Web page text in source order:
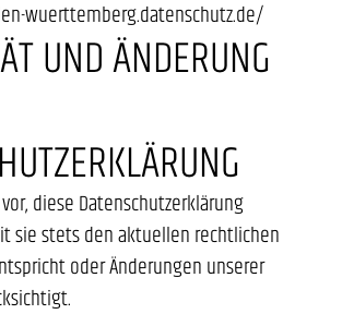
wuerttemberg.datenschutz.de/
UND ÄNDERUNG
diese Datenschutzerklärung
sie stets den aktuellen rechtlichen
oder Änderungen unserer